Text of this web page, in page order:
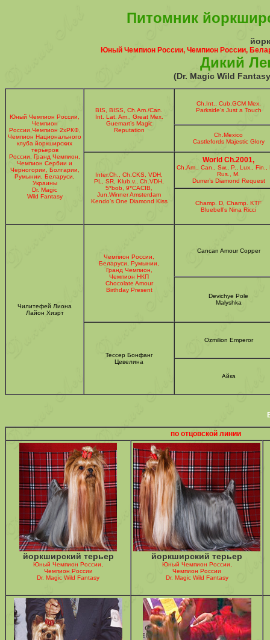
Питомник
Юный Чемпион России, Чемпион России,
Дикий
(Dr. Magic Wild
Юный Чемпион России,
Чемпион
России,Чемпион 2хРКФ,
Чемпион Национального
клуба йоркширских
терьеров
России, Гранд Чемпион,
Чемпион Сербии и
Черногории, Болгарии,
Румынии, Беларуси,
Украины
Dr. Magic
Wild Fantasy
BIS, BISS, Ch.Am./Can.
Int. Lat. Am., Great Mex.
Guemart’s Magic
Reputation
Ch.Int., Cub.GCM Mex.
Parkside’s Just a Touch
Ch.Mexico
Castlefords Majestic Glory
Inter.Ch., Ch.CKS, VDH,
PL, SR, Klub.v., Ch.VDH,
5*bob, 9*CACIB,
Jun.Winner Amsterdam
Kendo’s One Diamond Kiss
World Ch.2001,
Ch.Am., Can., Sw., P., Lux., Fin.,
Rus., M.
Durrer’s Diamond Request
Champ. D, Champ. KTF
Bluebell’s Nina Ricci
Чилитефей Лиона
Лайон Хиэрт
Чемпион России,
Беларуси, Румынии,
Гранд Чемпион,
Чемпион НКП
Chocolate Amour
Birthday Present
Cancan Amour Copper
Devichye Pole
Malyshka
Тессер Бонфанг
Цевелина
Ozmilion Emperor
Айка
по отцовской линии
йоркширский терьер
Юный Чемпион России,
Чемпион России
Dr. Magic Wild Fantasy
йоркширский терьер
Юный Чемпион России,
Чемпион России
Dr. Magic Wild Fantasy